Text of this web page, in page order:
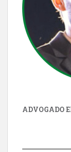
ADVOGADO